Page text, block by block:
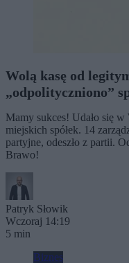
Wolą kasę od
„odpolityczniono”
Mamy sukces! Udało się
miejskich spółek. 14
partyjne, odeszło z partii.
Brawo!
Patryk Słowik
Wczoraj 14:19
5 min
Biznes